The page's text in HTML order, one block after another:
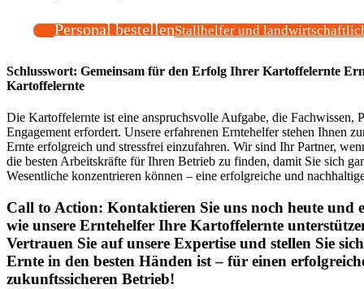
Personal bestellenStallhelfer und
Schlusswort: Gemeinsam für den Erfolg Ihrer Kartoffelernte
Kartoffelernte
Die Kartoffelernte ist eine anspruchsvolle Aufgabe, die Fachwissen,
Engagement erfordert. Unsere erfahrenen Erntehelfer stehen Ihnen
Ernte erfolgreich und stressfrei einzufahren. Wir sind Ihr Partner,
die besten Arbeitskräfte für Ihren Betrieb zu finden, damit Sie sich
Wesentliche konzentrieren können – eine erfolgreiche und
Call to Action: Kontaktieren Sie uns noch heute und
wie unsere Erntehelfer Ihre Kartoffelernte
Vertrauen Sie auf unsere Expertise und stellen Sie
Ernte in den besten Händen ist – für einen
zukunftssicheren Betrieb!